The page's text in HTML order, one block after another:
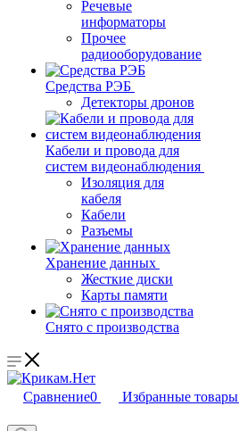
Речевые
информаторы
Прочее
радиооборудование
Средства РЭБ
Детекторы дронов
Кабели и провода для
систем видеонаблюдения
Изоляция для
кабеля
Кабели
Разъемы
Хранение данных
Жесткие диски
Карты памяти
Снято с производства
Сравнение0 Избранные товары